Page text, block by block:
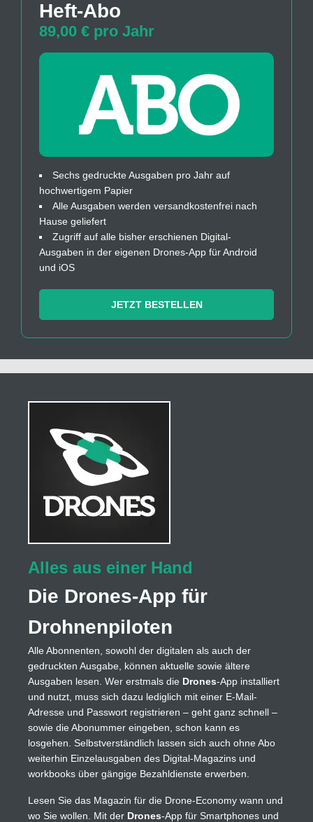
Heft-Abo
89,00 € pro Jahr
Sechs gedruckte Ausgaben pro Jahr auf
hochwertigem Papier
Alle Ausgaben werden versandkostenfrei nach
Hause geliefert
Zugriff auf alle bisher erschienen Digital-
Ausgaben in der eigenen Drones-App für Android
und iOS
JETZT BESTELLEN
Alles aus einer Hand
Die Drones-App für
Drohnenpiloten
Alle Abonnenten, sowohl der digitalen als auch der
gedruckten Ausgabe, können aktuelle sowie ältere
Ausgaben lesen. Wer erstmals die Drones-App installiert
und nutzt, muss sich dazu lediglich mit einer E-Mail-
Adresse und Passwort registrieren – geht ganz schnell –
sowie die Abonummer eingeben, schon kann es
losgehen. Selbstverständlich lassen sich auch ohne Abo
weiterhin Einzelausgaben des Digital-Magazins und
workbooks über gängige Bezahldienste erwerben.
Lesen Sie das Magazin für die Drone-Economy wann und
wo Sie wollen. Mit der Drones-App für Smartphones und